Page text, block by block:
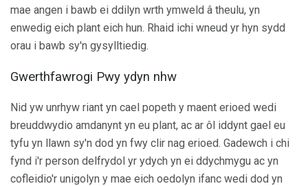
mae angen i bawb ei ddilyn wrth ymweld â theulu, yn
enwedig eich plant eich hun. Rhaid ichi wneud yr hyn sydd
orau i bawb sy'n gysylltiedig.
Gwerthfawrogi Pwy ydyn nhw
Nid yw unrhyw riant yn cael popeth y maent erioed wedi
breuddwydio amdanynt yn eu plant, ac ar ôl iddynt gael eu
tyfu yn llawn sy'n dod yn fwy clir nag erioed. Gadewch i chi
fynd i'r person delfrydol yr ydych yn ei ddychmygu ac yn
cofleidio'r unigolyn y mae eich oedolyn ifanc wedi dod yn